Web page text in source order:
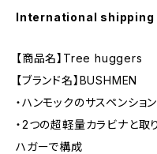
International shipping
【商品名】Tree huggers
【ブランド名】BUSHMEN
・ハンモックのサスペンショ
・2つの超軽量カラビナと
ハガーで構成